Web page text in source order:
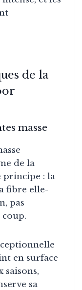
de la
masse
de la
principe : la
fibre elle-
pas
coup.
en surface
saisons,
sa